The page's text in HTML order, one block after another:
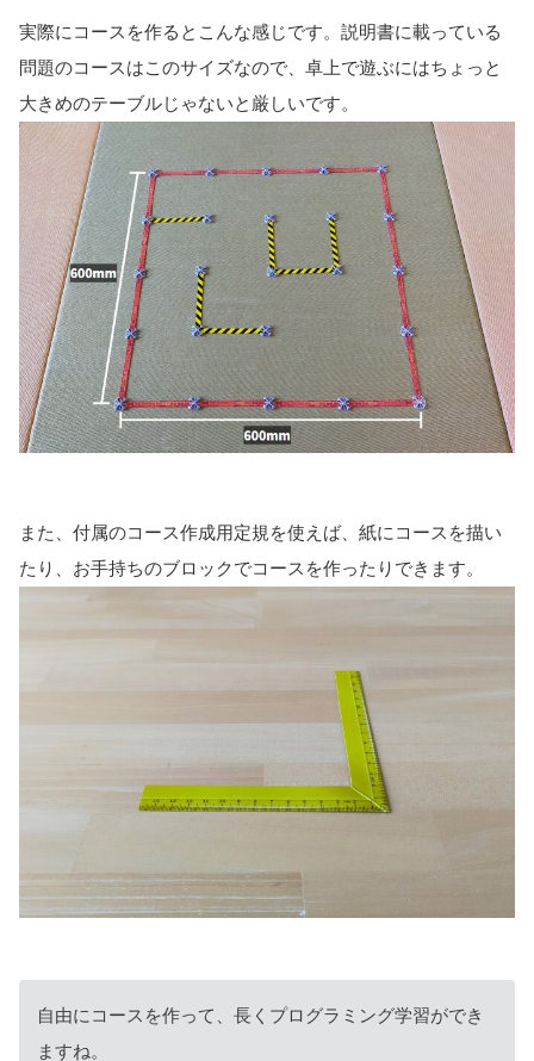
実際にコースを作るとこんな感じです。説明書に載っている
問題のコースはこのサイズなので、卓上で遊ぶにはちょっと
大きめのテーブルじゃないと厳しいです。
また、付属のコース作成用定規を使えば、紙にコースを描い
たり、お手持ちのブロックでコースを作ったりできます。
自由にコースを作って、長くプログラミング学習ができ
ますね。